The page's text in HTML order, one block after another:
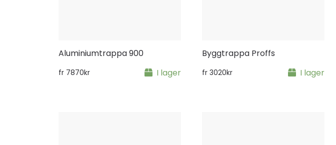
Aluminiumtrappa 900
I lager
fr 7870kr
Byggtrappa Proffs
I lager
fr 3020kr